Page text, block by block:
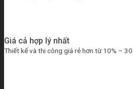
Giá cả hợp lý nhất
Thiết kế và thi công giá rẻ hơn từ 10% –